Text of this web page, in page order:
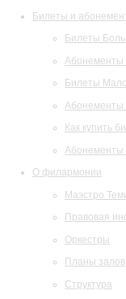
Билеты и
Билеты
Абонементы
Билеты
Абонементы
Как купить
Абонементы
О филармонии
Маэстро
Правовая
Оркестры
Планы залов
Структура